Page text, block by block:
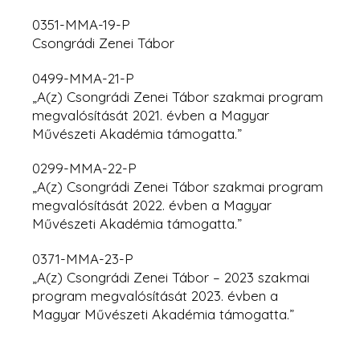
0351-MMA-19-P
Csongrádi Zenei Tábor
0499-MMA-21-P
„A(z) Csongrádi Zenei Tábor szakmai program
megvalósítását 2021. évben a Magyar
Művészeti Akadémia támogatta.”
0299-MMA-22-P
„A(z) Csongrádi Zenei Tábor szakmai program
megvalósítását 2022. évben a Magyar
Művészeti Akadémia támogatta.”
0371-MMA-23-P
„A(z) Csongrádi Zenei Tábor – 2023 szakmai
program megvalósítását 2023. évben a
Magyar Művészeti Akadémia támogatta.”